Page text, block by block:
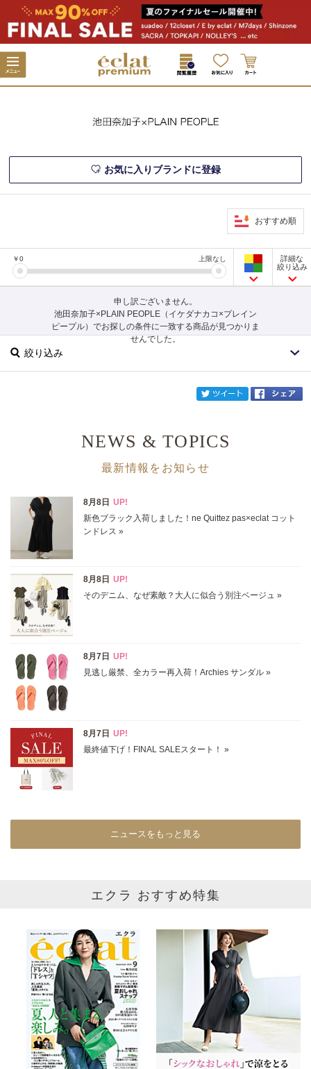
お気に入りブランドに登録
おすすめ順
￥0 上限なし
詳細な
絞り込み
申し訳ございません。
池田奈加子×PLAIN PEOPLE（イケダナカコ×プレイン
ピープル）でお探しの条件に一致する商品が見つかりま
せんでした。
絞り込み
サイズ
掲載雑誌
価格
表示オプション
すべて
SALE商品
再入荷 ラスト1
カラー
イエロー レッド ピンク
パープル グリーン ブルー
ゴールド シルバー マルチ
NEWS & TOPICS
最新情報をお知らせ
ニュースをもっと見る
エクラ おすすめ特集